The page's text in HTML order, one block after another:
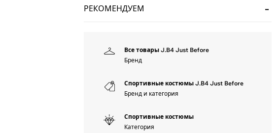
РЕКОМЕНДУЕМ
Все товары J.B4 Just Before
Бренд
Спортивные костюмы J.B4 Just Before
Бренд и категория
Спортивные костюмы
Категория